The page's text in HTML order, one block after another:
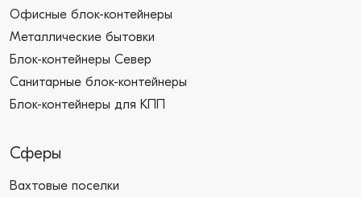
Офисные блок-контейнеры
Металлические бытовки
Блок-контейнеры Север
Санитарные блок-контейнеры
Блок-контейнеры для КПП
Сферы
Вахтовые поселки